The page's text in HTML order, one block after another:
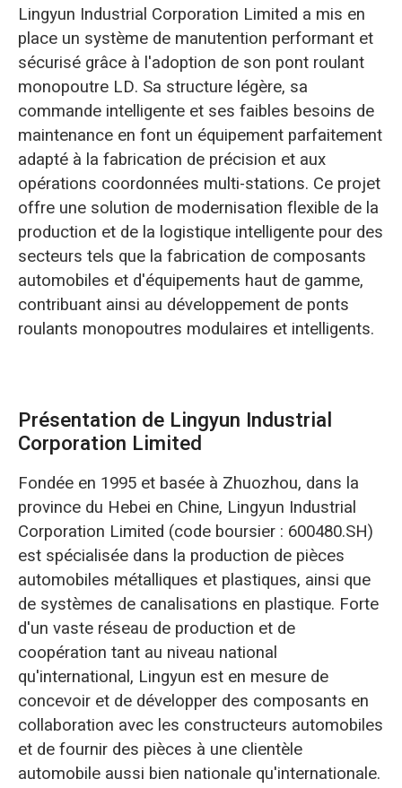
Lingyun Industrial Corporation Limited a mis en
place un système de manutention performant et
sécurisé grâce à l'adoption de son pont roulant
monopoutre LD. Sa structure légère, sa
commande intelligente et ses faibles besoins de
maintenance en font un équipement parfaitement
adapté à la fabrication de précision et aux
opérations coordonnées multi-stations. Ce projet
offre une solution de modernisation flexible de la
production et de la logistique intelligente pour des
secteurs tels que la fabrication de composants
automobiles et d'équipements haut de gamme,
contribuant ainsi au développement de ponts
roulants monopoutres modulaires et intelligents.
Présentation de Lingyun Industrial
Corporation Limited
Fondée en 1995 et basée à Zhuozhou, dans la
province du Hebei en Chine, Lingyun Industrial
Corporation Limited (code boursier : 600480.SH)
est spécialisée dans la production de pièces
automobiles métalliques et plastiques, ainsi que
de systèmes de canalisations en plastique. Forte
d'un vaste réseau de production et de
coopération tant au niveau national
qu'international, Lingyun est en mesure de
concevoir et de développer des composants en
collaboration avec les constructeurs automobiles
et de fournir des pièces à une clientèle
automobile aussi bien nationale qu'internationale.